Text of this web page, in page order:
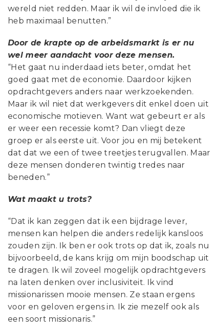
wereld niet redden. Maar ik wil de invloed die ik
heb maximaal benutten.”
Door de krapte op de arbeidsmarkt is er nu
wel meer aandacht voor deze mensen.
“Het gaat nu inderdaad iets beter, omdat het
goed gaat met de economie. Daardoor kijken
opdrachtgevers anders naar werkzoekenden.
Maar ik wil niet dat werkgevers dit enkel doen uit
economische motieven. Want wat gebeurt er als
er weer een recessie komt? Dan vliegt deze
groep er als eerste uit. Voor jou en mij betekent
dat dat we een of twee treetjes terugvallen. Maar
deze mensen donderen twintig tredes naar
beneden.”
Wat maakt u trots?
“Dat ik kan zeggen dat ik een bijdrage lever,
mensen kan helpen die anders redelijk kansloos
zouden zijn. Ik ben er ook trots op dat ik, zoals nu
bijvoorbeeld, de kans krijg om mijn boodschap uit
te dragen. Ik wil zoveel mogelijk opdrachtgevers
na laten denken over inclusiviteit. Ik vind
missionarissen mooie mensen. Ze staan ergens
voor en geloven ergens in. Ik zie mezelf ook als
een soort missionaris.”